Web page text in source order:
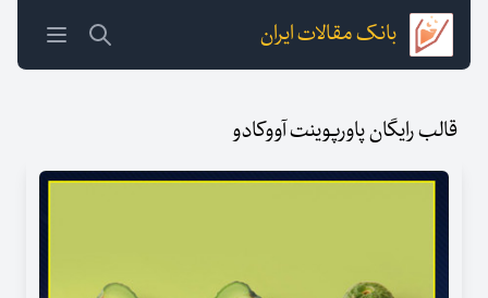
بانک مقالات ایران
قالب رایگان پاورپوینت آووکادو